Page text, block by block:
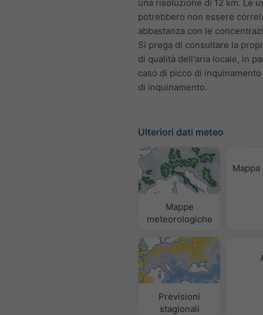
una risoluzione di 12 km. Le
potrebbero non essere
abbastanza con le
Si prega di consultare la
di qualità dell'aria locale, in
caso di picco di
di inquinamento.
Ulteriori dati meteo
Mappe
meteorologiche
Previsioni
stagionali